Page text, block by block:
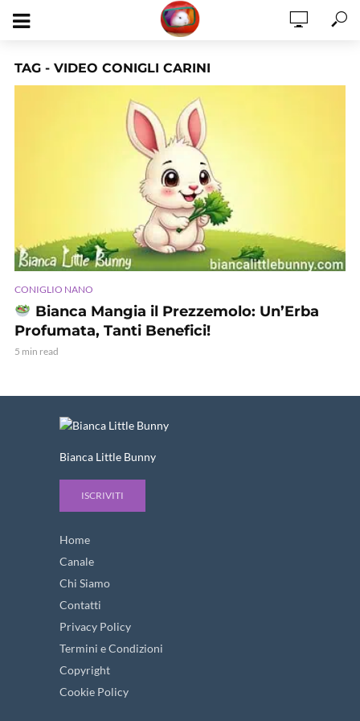
TAG - VIDEO CONIGLI CARINI
CONIGLIO NANO
Bianca Mangia il Prezzemolo: Un’Erba
Profumata, Tanti Benefici!
5 min read
Bianca Little Bunny
ISCRIVITI
Home
Canale
Chi Siamo
Contatti
Privacy Policy
Termini e Condizioni
Copyright
Cookie Policy